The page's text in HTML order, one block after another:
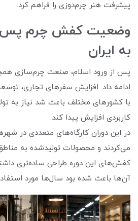
پیشرفت هنر چرم‌دوزی را فراهم کرد.
وضعیت کفش چرم پس
به ایران
پس از ورود اسلام، صنعت چرم‌سازی
ادامه داد. افزایش سفرهای تجاری،
با کشورهای مختلف باعث شد نیاز به
کاربردی افزایش پیدا کند.
در این دوران کارگاه‌های متعددی در
می‌کردند و محصولات تولیدشده به
کفش‌های این دوره طراحی ساده‌تری
آن‌ها باعث شده بود سال‌ها مورد